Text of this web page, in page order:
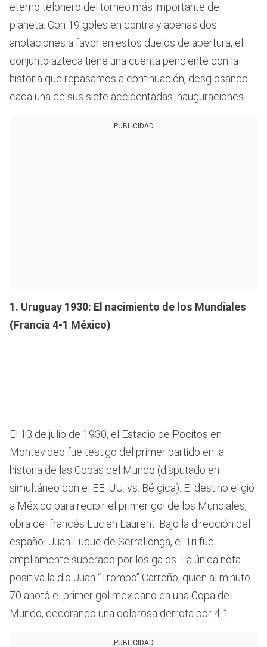
eterno telonero del torneo más importante del
planeta. Con 19 goles en contra y apenas dos
anotaciones a favor en estos duelos de apertura, el
conjunto azteca tiene una cuenta pendiente con la
historia que repasamos a continuación, desglosando
cada una de sus siete accidentadas inauguraciones.
PUBLICIDAD
1. Uruguay 1930: El nacimiento de los Mundiales
(Francia 4-1 México)
El 13 de julio de 1930, el Estadio de Pocitos en
Montevideo fue testigo del primer partido en la
historia de las Copas del Mundo (disputado en
simultáneo con el EE. UU. vs. Bélgica). El destino eligió
a México para recibir el primer gol de los Mundiales,
obra del francés Lucien Laurent. Bajo la dirección del
español Juan Luque de Serrallonga, el Tri fue
ampliamente superado por los galos. La única nota
positiva la dio Juan “Trompo” Carreño, quien al minuto
70 anotó el primer gol mexicano en una Copa del
Mundo, decorando una dolorosa derrota por 4-1.
PUBLICIDAD